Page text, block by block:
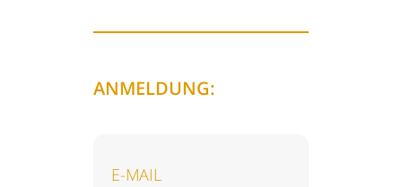
ANMELDUNG:
E-MAIL